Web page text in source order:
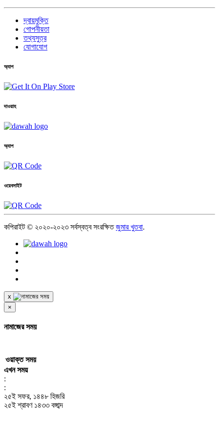
দ্বায়মুক্তি
গোপনীয়তা
তথ্যসুত্র
যোগাযোগ
অ্যাপ
দাওয়াহ
অ্যাপ
ওয়েবসাইট
কপিরাইট © ২০২০-২০২৩ সর্বস্বত্ব সংরক্ষিতজুমার খুতবা.
x
×
নামাজের সময়
ওয়াক্ত সময়
এখন সময়
:
:
২৫ই সফর, ১৪৪৮ হিজরি
২৫ই শ্রাবণ ১৪৩৩ বঙ্গাব্দ